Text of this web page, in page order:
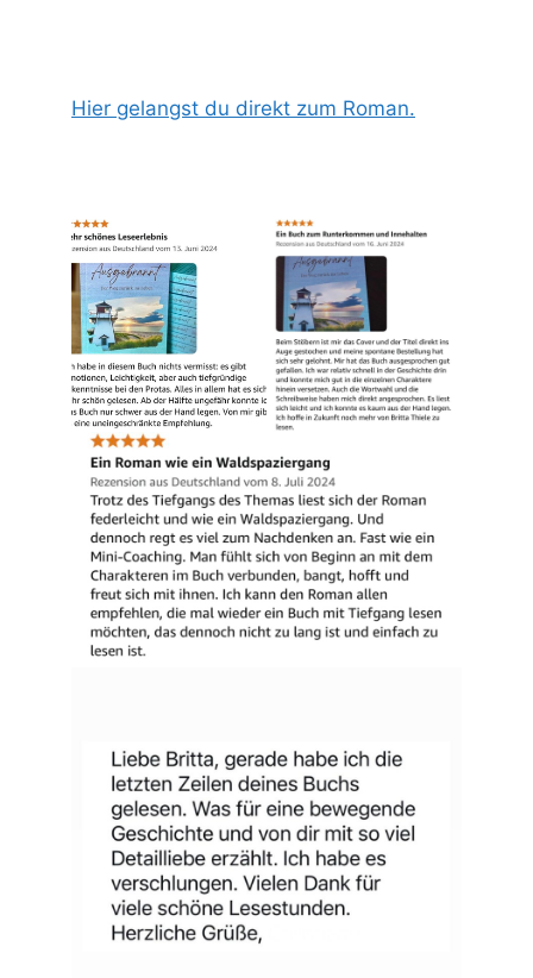
Hier gelangst du direkt zum Roman.